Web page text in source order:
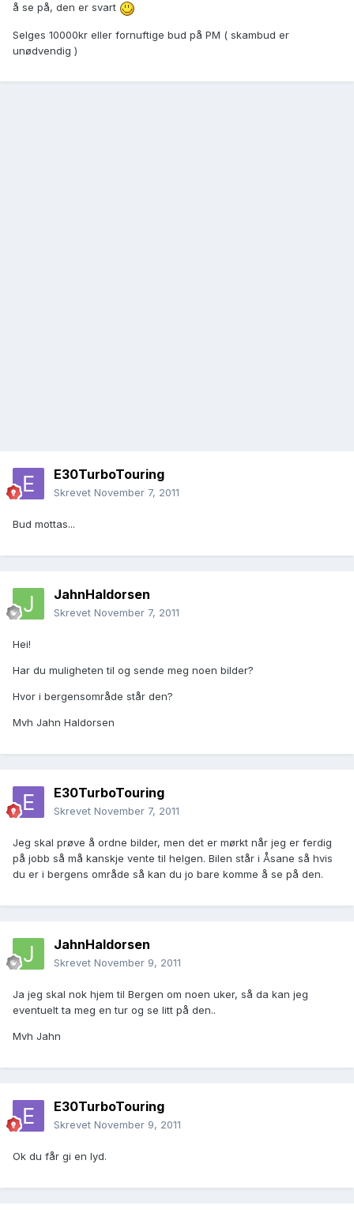
å se på, den er svart
Selges 10000kr eller fornuftige bud på PM ( skambud er
unødvendig )
E30TurboTouring
Skrevet November 7, 2011
Bud mottas...
JahnHaldorsen
Skrevet November 7, 2011
Hei!
Har du muligheten til og sende meg noen bilder?
Hvor i bergensområde står den?
Mvh Jahn Haldorsen
E30TurboTouring
Skrevet November 7, 2011
Jeg skal prøve å ordne bilder, men det er mørkt når jeg er ferdig
på jobb så må kanskje vente til helgen. Bilen står i Åsane så hvis
du er i bergens område så kan du jo bare komme å se på den.
JahnHaldorsen
Skrevet November 9, 2011
Ja jeg skal nok hjem til Bergen om noen uker, så da kan jeg
eventuelt ta meg en tur og se litt på den..
Mvh Jahn
E30TurboTouring
Skrevet November 9, 2011
Ok du får gi en lyd.